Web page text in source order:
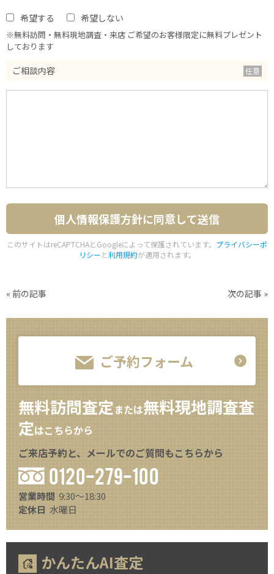
希望する 希望しない
※無料訪問・無料現地調査・来店 ご希望のお客様限定に無料プレゼント
しております
ご相談内容
このサイトはreCAPTCHAとGoogleによって保護されています。 プライバシーポ
リシーと利用規約が適用されます。
« 前の記事 次の記事 »
ご予約フォーム
無料訪問査定または無料現地調査査
定はこちらから
ご来店予約と、メールでのご質問もこちらから
0120-279-100
営業時間 9:30～18:30
定休日 水曜日
かんたんAI査定